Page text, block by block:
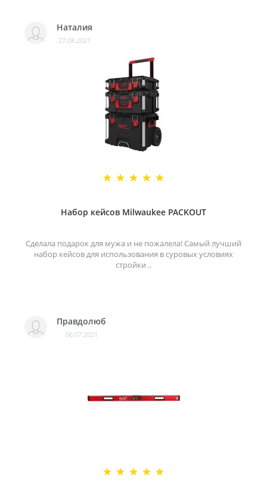
Наталия
27.08.2021
Набор кейсов Milwaukee PACKOUT
Сделала подарок для мужа и не пожалела! Самый лучший
набор кейсов для использования в суровых условиях
стройки ..
Правдолюб
06.07.2021